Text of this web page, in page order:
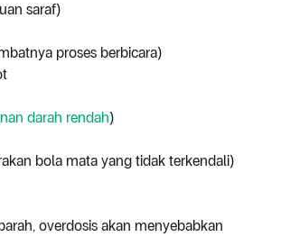
saraf)
proses berbicara)
darah rendah)
bola mata yang tidak terkendali)
overdosis akan menyebabkan